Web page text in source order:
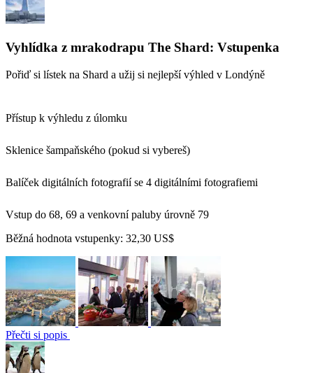
Vyhlídka z mrakodrapu The Shard: Vstupenka
Pořiď si lístek na Shard a užij si nejlepší výhled v Londýně
Přístup k výhledu z úlomku
Sklenice šampaňského (pokud si vybereš)
Balíček digitálních fotografií se 4 digitálními fotografiemi
Vstup do 68, 69 a venkovní paluby úrovně 79
Běžná hodnota vstupenky: 32,30 US$
Přečti si popis